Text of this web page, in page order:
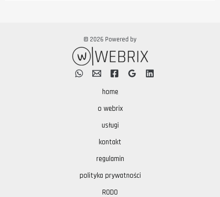
© 2026 Powered by
home
o webrix
usługi
kontakt
regulamin
polityka prywatności
RODO